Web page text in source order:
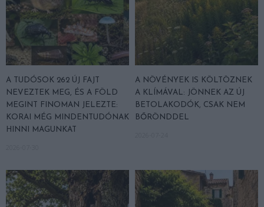
A TUDÓSOK 262 ÚJ FAJT
NEVEZTEK MEG, ÉS A FÖLD
MEGINT FINOMAN JELEZTE:
KORAI MÉG MINDENTUDÓNAK
HINNI MAGUNKAT
A NÖVÉNYEK IS KÖLTÖZNEK
A KLÍMÁVAL: JÖNNEK AZ ÚJ
BETOLAKODÓK, CSAK NEM
BŐRÖNDDEL